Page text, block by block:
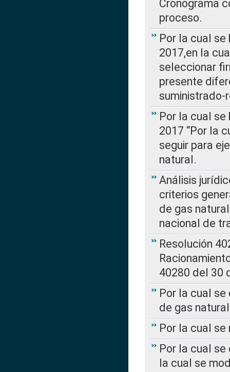
Cronograma
proceso.
Por la cual se
2017,en la
seleccionar
presente
Por la cual se
2017 “Por la
seguir para
natural.
Análisis
criterios
de gas
nacional de
Resolución
40280 del 30
Por la cual
de gas natural
Por la cual se
Por la cual se
la cual se